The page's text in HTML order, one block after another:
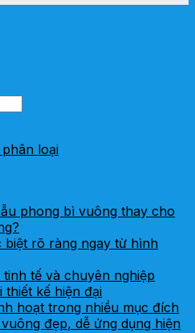
loại
Table of Content
phong bì vuông thay cho
biệt rõ ràng ngay từ hình
tinh tế và chuyên nghiệp
thiết kế hiện đại
hoạt trong nhiều mục đích
đẹp, dễ ứng dụng hiện